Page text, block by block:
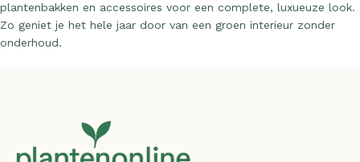
plantenbakken en accessoires voor een complete, luxueuze look.
Zo geniet je het hele jaar door van een groen interieur zonder
onderhoud.